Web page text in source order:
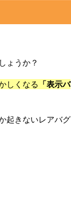
ょうか？
しくなる 「表示バ
起きないレアバグ